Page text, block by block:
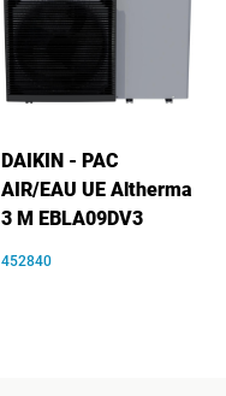
DAIKIN - PAC
AIR/EAU UE Altherma
3 M EBLA09DV3
452840